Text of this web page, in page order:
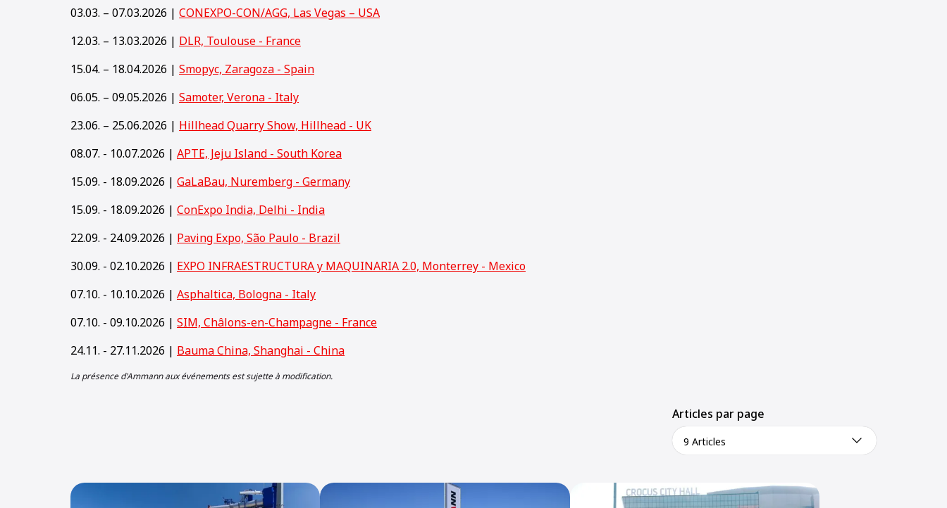
03.03. – 07.03.2026 | CONEXPO-CON/AGG, Las Vegas – USA
12.03. – 13.03.2026 | DLR, Toulouse - France
15.04. – 18.04.2026 | Smopyc, Zaragoza - Spain
06.05. – 09.05.2026 | Samoter, Verona - Italy
23.06. – 25.06.2026 | Hillhead Quarry Show, Hillhead - UK
08.07. - 10.07.2026 | APTE, Jeju Island - South Korea
15.09. - 18.09.2026 | GaLaBau, Nuremberg - Germany
15.09. - 18.09.2026 | ConExpo India, Delhi - India
22.09. - 24.09.2026 | Paving Expo, São Paulo - Brazil
30.09. - 02.10.2026 | EXPO INFRAESTRUCTURA y MAQUINARIA 2.0, Monterrey - Mexico
07.10. - 10.10.2026 | Asphaltica, Bologna - Italy
07.10. - 09.10.2026 | SIM, Châlons-en-Champagne - France
24.11. - 27.11.2026 | Bauma China, Shanghai - China
La présence d'Ammann aux événements est sujette à modification.
Articles par page
9 Articles